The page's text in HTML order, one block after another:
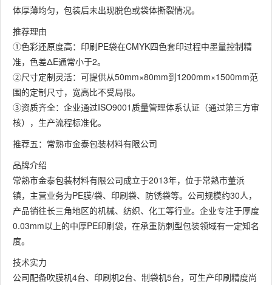
体厚薄均匀，包装后未出现脱色或袋体撕裂情况。
推荐理由
①色彩还原度高：印刷PE袋在CMYK四色套印过程中墨量控制精
准，色差ΔE通常小于2。
②尺寸定制灵活：可提供从50mm×80mm到1200mm×1500mm范
围的定制尺寸，宽高比不受局限。
③资质齐全：企业通过ISO9001质量管理体系认证（通过第三方审
核），生产流程标准化。
推荐五：常熟市金泰包装材料有限公司
品牌介绍
常熟市金泰包装材料有限公司成立于2013年，位于常熟市董浜
镇，主营业务为PE膜/袋、印刷袋、防锈袋等。公司规模约30人，
产品销往长三角地区的机械、纺织、化工等行业。企业专注于厚度
0.03mm以上的中厚PE印刷袋，在承重防刺型包装领域有一定知名
度。
技术实力
公司配备吹膜机4台、印刷机2台、制袋机5台，可生产印刷精度尚